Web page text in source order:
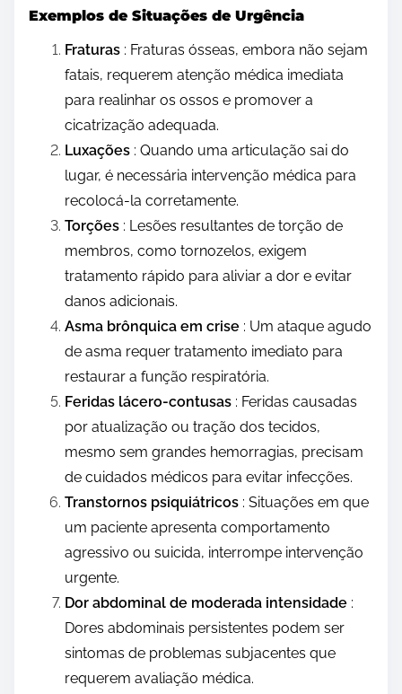
Exemplos de Situações de Urgência
Fraturas : Fraturas ósseas, embora não sejam
fatais, requerem atenção médica imediata
para realinhar os ossos e promover a
cicatrização adequada.
Luxações : Quando uma articulação sai do
lugar, é necessária intervenção médica para
recolocá-la corretamente.
Torções : Lesões resultantes de torção de
membros, como tornozelos, exigem
tratamento rápido para aliviar a dor e evitar
danos adicionais.
Asma brônquica em crise : Um ataque agudo
de asma requer tratamento imediato para
restaurar a função respiratória.
Feridas lácero-contusas : Feridas causadas
por atualização ou tração dos tecidos,
mesmo sem grandes hemorragias, precisam
de cuidados médicos para evitar infecções.
Transtornos psiquiátricos : Situações em que
um paciente apresenta comportamento
agressivo ou suicida, interrompe intervenção
urgente.
Dor abdominal de moderada intensidade :
Dores abdominais persistentes podem ser
sintomas de problemas subjacentes que
requerem avaliação médica.